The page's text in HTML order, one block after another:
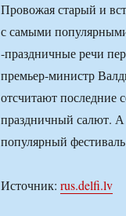
Провожая старый и
с самыми
-праздничные речи
премьер-министр
отсчитают последние
праздничный салют. А
популярный
Источник: rus.delfi.lv